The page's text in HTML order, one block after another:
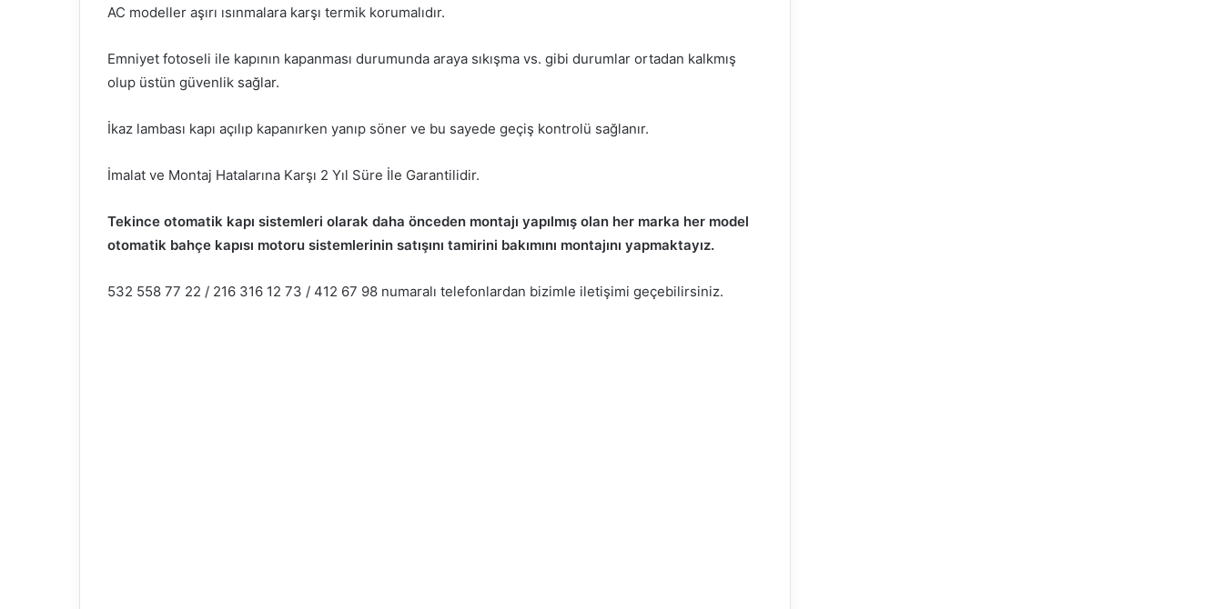
AC modeller aşırı ısınmalara karşı termik korumalıdır.
Emniyet fotoseli ile kapının kapanması durumunda araya sıkışma vs. gibi durumlar ortadan kalkmış
olup üstün güvenlik sağlar.
İkaz lambası kapı açılıp kapanırken yanıp söner ve bu sayede geçiş kontrolü sağlanır.
İmalat ve Montaj Hatalarına Karşı 2 Yıl Süre İle Garantilidir.
Tekince otomatik kapı sistemleri olarak daha önceden montajı yapılmış olan her marka her model
otomatik bahçe kapısı motoru sistemlerinin satışını tamirini bakımını montajını yapmaktayız.
532 558 77 22 / 216 316 12 73 / 412 67 98 numaralı telefonlardan bizimle iletişimi geçebilirsiniz.